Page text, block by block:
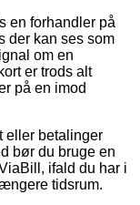
en forhandler på
der kan ses som
om en
er trods alt
på en imod
eller betalinger
bør du bruge en
ifald du har i
tidsrum.